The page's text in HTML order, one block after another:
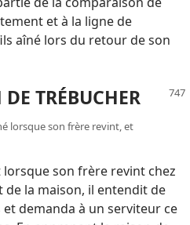
et à la ligne de
aîné lors du retour de son
TRÉBUCHER
lorsque son frère revint, et
lorsque son frère revint chez
de la maison, il entendit de
demanda à un serviteur ce